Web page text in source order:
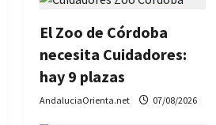
El Zoo de Córdoba
necesita Cuidadores:
hay 9 plazas
AndaluciaOrienta.net 07/08/2026